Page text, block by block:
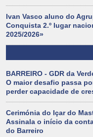
Ivan Vasco aluno do
Conquista 2.º lugar
2025/2026»
BARREIRO - GDR da
O maior desafio passa
perder capacidade de
Cerimónia do Içar do
Assinala o início da
do Barreiro